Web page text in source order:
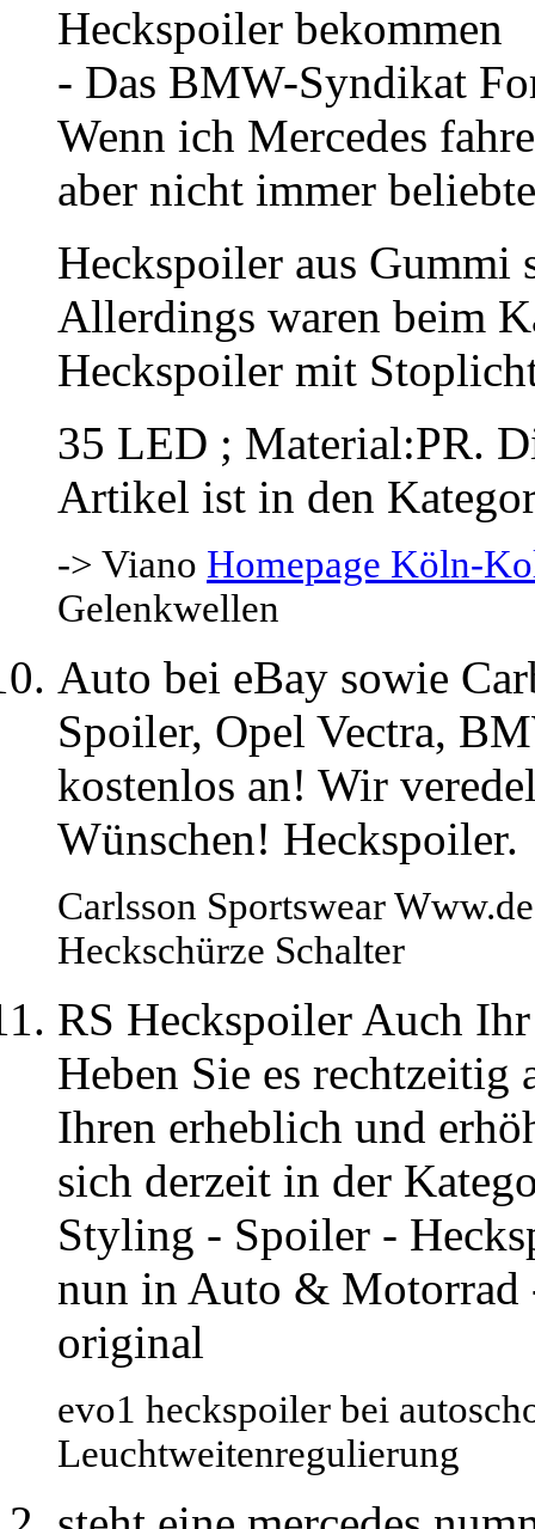
Heckspoiler bekommen
- Das BMW-Syndikat
Wenn ich Mercedes
aber nicht immer
Heckspoiler aus Gummi
Allerdings waren beim
Heckspoiler mit
35 LED ; Material:PR.
Artikel ist in den
-> Viano Homepage Köln-
Gelenkwellen
Auto bei eBay sowie
Spoiler, Opel Vectra,
kostenlos an! Wir
Wünschen! Heckspoiler.
Carlsson Sportswear
Heckschürze Schalter
RS Heckspoiler Auch
Heben Sie es
Ihren erheblich und
sich derzeit in der
Styling - Spoiler -
nun in Auto & Motorrad
original
evo1 heckspoiler bei
Leuchtweitenregulierung